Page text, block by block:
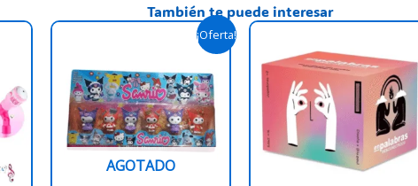
También te puede interesar
This
multiple
variants.
¡Oferta!
AGOTADO
Original
$ 24.500,00.
Current
price
is:
$ 20.490,00.
This
product
multiple